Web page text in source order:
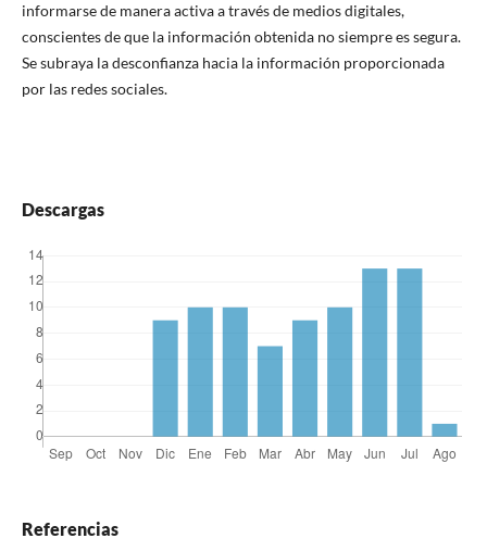
informarse de manera activa a través de medios digitales,
conscientes de que la información obtenida no siempre es segura.
Se subraya la desconfianza hacia la información proporcionada
por las redes sociales.
Descargas
Referencias